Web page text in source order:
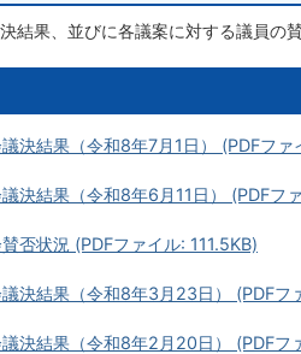
結果、並びに各議案に対する議員の
決結果（令和8年7月1日） (PDFフ
決結果（令和8年6月11日） (PDFフ
否状況 (PDFファイル: 111.5KB)
決結果（令和8年3月23日） (PDFフ
決結果（令和8年2月20日） (PDFフ